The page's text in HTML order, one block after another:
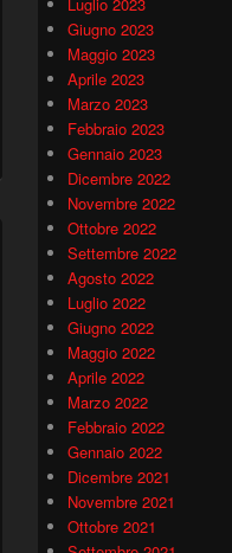
Giugno 2023
Maggio 2023
Aprile 2023
Marzo 2023
Febbraio 2023
Gennaio 2023
Dicembre 2022
Novembre 2022
Ottobre 2022
Settembre 2022
Agosto 2022
Luglio 2022
Giugno 2022
Maggio 2022
Aprile 2022
Marzo 2022
Febbraio 2022
Gennaio 2022
Dicembre 2021
Novembre 2021
Ottobre 2021